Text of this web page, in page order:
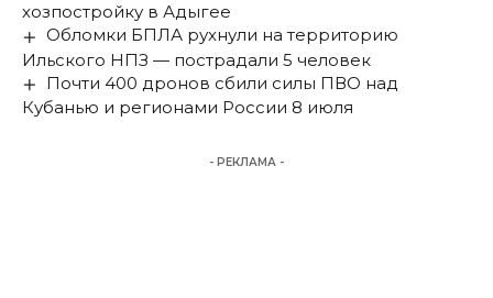
хозпостройку в Адыгее
Обломки БПЛА рухнули на территорию
Ильского НПЗ — пострадали 5 человек
Почти 400 дронов сбили силы ПВО над
Кубанью и регионами России 8 июля
- РЕКЛАМА -